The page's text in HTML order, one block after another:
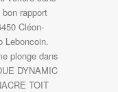
rapport
Cléon-
Leboncoin.
plonge dans
DYNAMIC
TOIT